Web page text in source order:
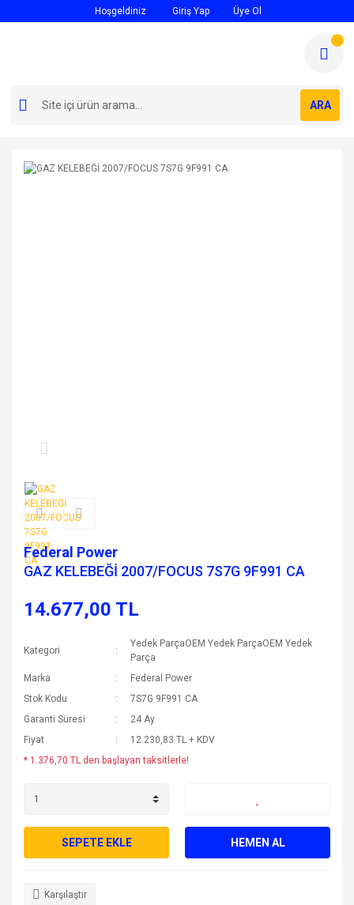
Hoşgeldiniz Giriş Yap Üye Ol
ARA
Federal Power
GAZ KELEBEĞİ 2007/FOCUS 7S7G 9F991 CA
14.677,00 TL
Kategori
Yedek ParçaOEM Yedek ParçaOEM Yedek
Parça
Marka
Federal Power
Stok Kodu
7S7G 9F991 CA
Garanti Süresi
24 Ay
Fiyat
12.230,83 TL + KDV
* 1.376,70 TL den başlayan taksitlerle!
SEPETE EKLE HEMEN AL
Karşılaştır